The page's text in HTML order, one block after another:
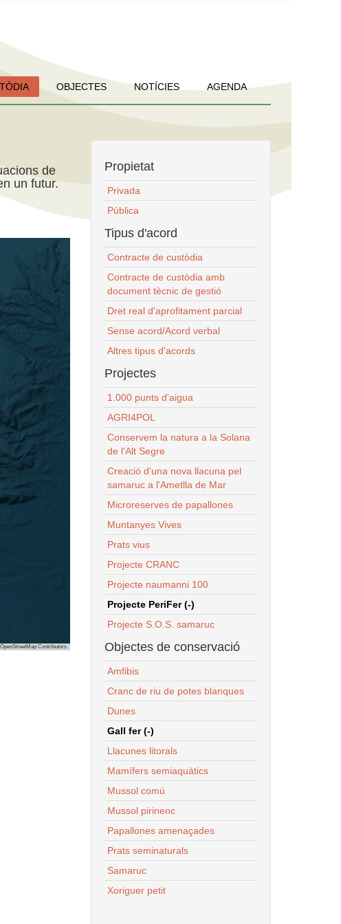
OBJECTES NOTÍCIES AGENDA
de
un futur.
Contributors
Propietat
Privada
Pública
Tipus d'acord
Contracte de custòdia
Contracte de custòdia amb
document tècnic de gestió
Dret real d'aprofitament parcial
Sense acord/Acord verbal
Altres tipus d'acords
Projectes
1.000 punts d'aigua
AGRI4POL
Conservem la natura a la Solana
de l'Alt Segre
Creació d'una nova llacuna pel
samaruc a l'Ametlla de Mar
Microreserves de papallones
Muntanyes Vives
Prats vius
Projecte CRANC
Projecte naumanni 100
Projecte PeriFer (-)
Projecte S.O.S. samaruc
Objectes de conservació
Amfibis
Cranc de riu de potes blanques
Dunes
Gall fer (-)
Llacunes litorals
Mamífers semiaquàtics
Mussol comú
Mussol pirinenc
Papallones amenaçades
Prats seminaturals
Samaruc
Xoriguer petit